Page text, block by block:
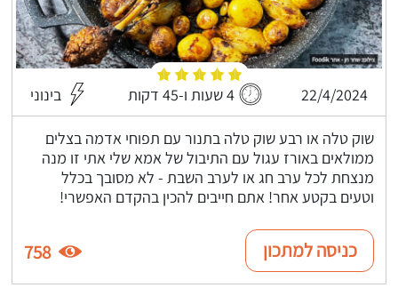
22/4/2024 4 שעות ו-45 דקות בינוני
שוק טלה או רבע שוק טלה בתנור עם תפוחי אדמה בצלים
ממולאים באורז עגול עם התיבול של אמא שלי אתי זו מנה
מנצחת לכל ערב חג או לערב השבת - לא מסובך בכלל
וטעים בקטע אחר! אתם חייבים להכין בהקדם האפשרי!
כניסה למתכון 758